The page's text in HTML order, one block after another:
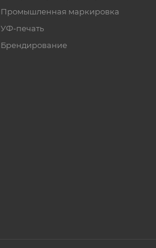
Промышленная маркировка
УФ-печать
Брендирование